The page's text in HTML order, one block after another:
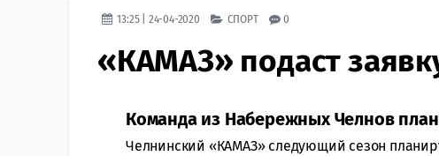
13:25 | 24-04-2020 СПОРТ 0
«КАМАЗ» подаст
Команда из Набережных Челнов
Челнинский «КАМАЗ» следующий сезон